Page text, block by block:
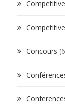
Concours